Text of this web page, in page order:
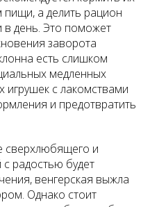
а делить рацион
день. Это поможет
заворота
есть слишком
медленных
игрушек с лакомствами
и предотвратить
сверхлюбящего и
радостью будет
венгерская выжла
Однако стоит